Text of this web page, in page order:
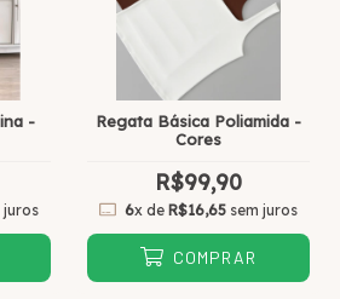
-
juros
Regata Básica Poliamida -
Cores
R$99,90
6x de R$16,65sem juros
COMPRAR